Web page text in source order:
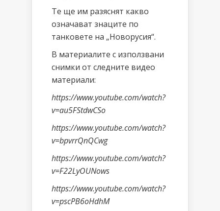
Те ще им разяснят какво
означават знаците по
танковете на „Новорусия“.
В материалите с използвани
снимки от следните видео
материали:
https://www.youtube.com/watch?
v=au5FStdwCSo
https://www.youtube.com/watch?
v=bpvrrQnQCwg
https://www.youtube.com/watch?
v=F22LyOUNows
https://www.youtube.com/watch?
v=pscPB6oHdhM